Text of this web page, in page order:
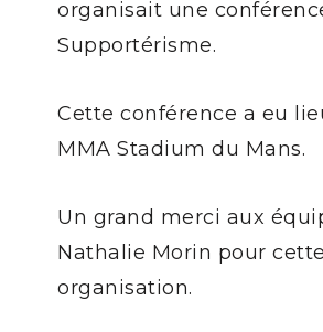
organisait une
Supportérisme.
Cette conférence a eu
MMA Stadium du Mans.
Un grand merci aux
Nathalie Morin pour
organisation.